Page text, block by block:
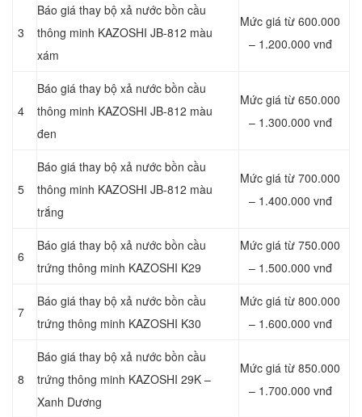
3
Báo giá thay bộ xả nước bồn cầu
thông minh KAZOSHI JB-812 màu
xám
Mức giá từ 600.000
– 1.200.000 vnđ
4
Báo giá thay bộ xả nước bồn cầu
thông minh KAZOSHI JB-812 màu
đen
Mức giá từ 650.000
– 1.300.000 vnđ
5
Báo giá thay bộ xả nước bồn cầu
thông minh KAZOSHI JB-812 màu
trắng
Mức giá từ 700.000
– 1.400.000 vnđ
6
Báo giá thay bộ xả nước bồn cầu
trứng thông minh KAZOSHI K29
Mức giá từ 750.000
– 1.500.000 vnđ
7
Báo giá thay bộ xả nước bồn cầu
trứng thông minh KAZOSHI K30
Mức giá từ 800.000
– 1.600.000 vnđ
8
Báo giá thay bộ xả nước bồn cầu
trứng thông minh KAZOSHI 29K –
Xanh Dương
Mức giá từ 850.000
– 1.700.000 vnđ